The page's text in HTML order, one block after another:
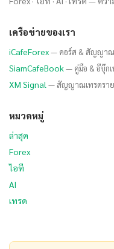
เครือข่ายของเรา
iCafeForex— คอร์ส & สัญญาณ
SiamCafeBook— คู่มือ & อีบุ๊ก
XM Signal — สัญญาณเทรดรา
หมวดหมู่
ล่าสุด
Forex
ไอที
AI
เทรด